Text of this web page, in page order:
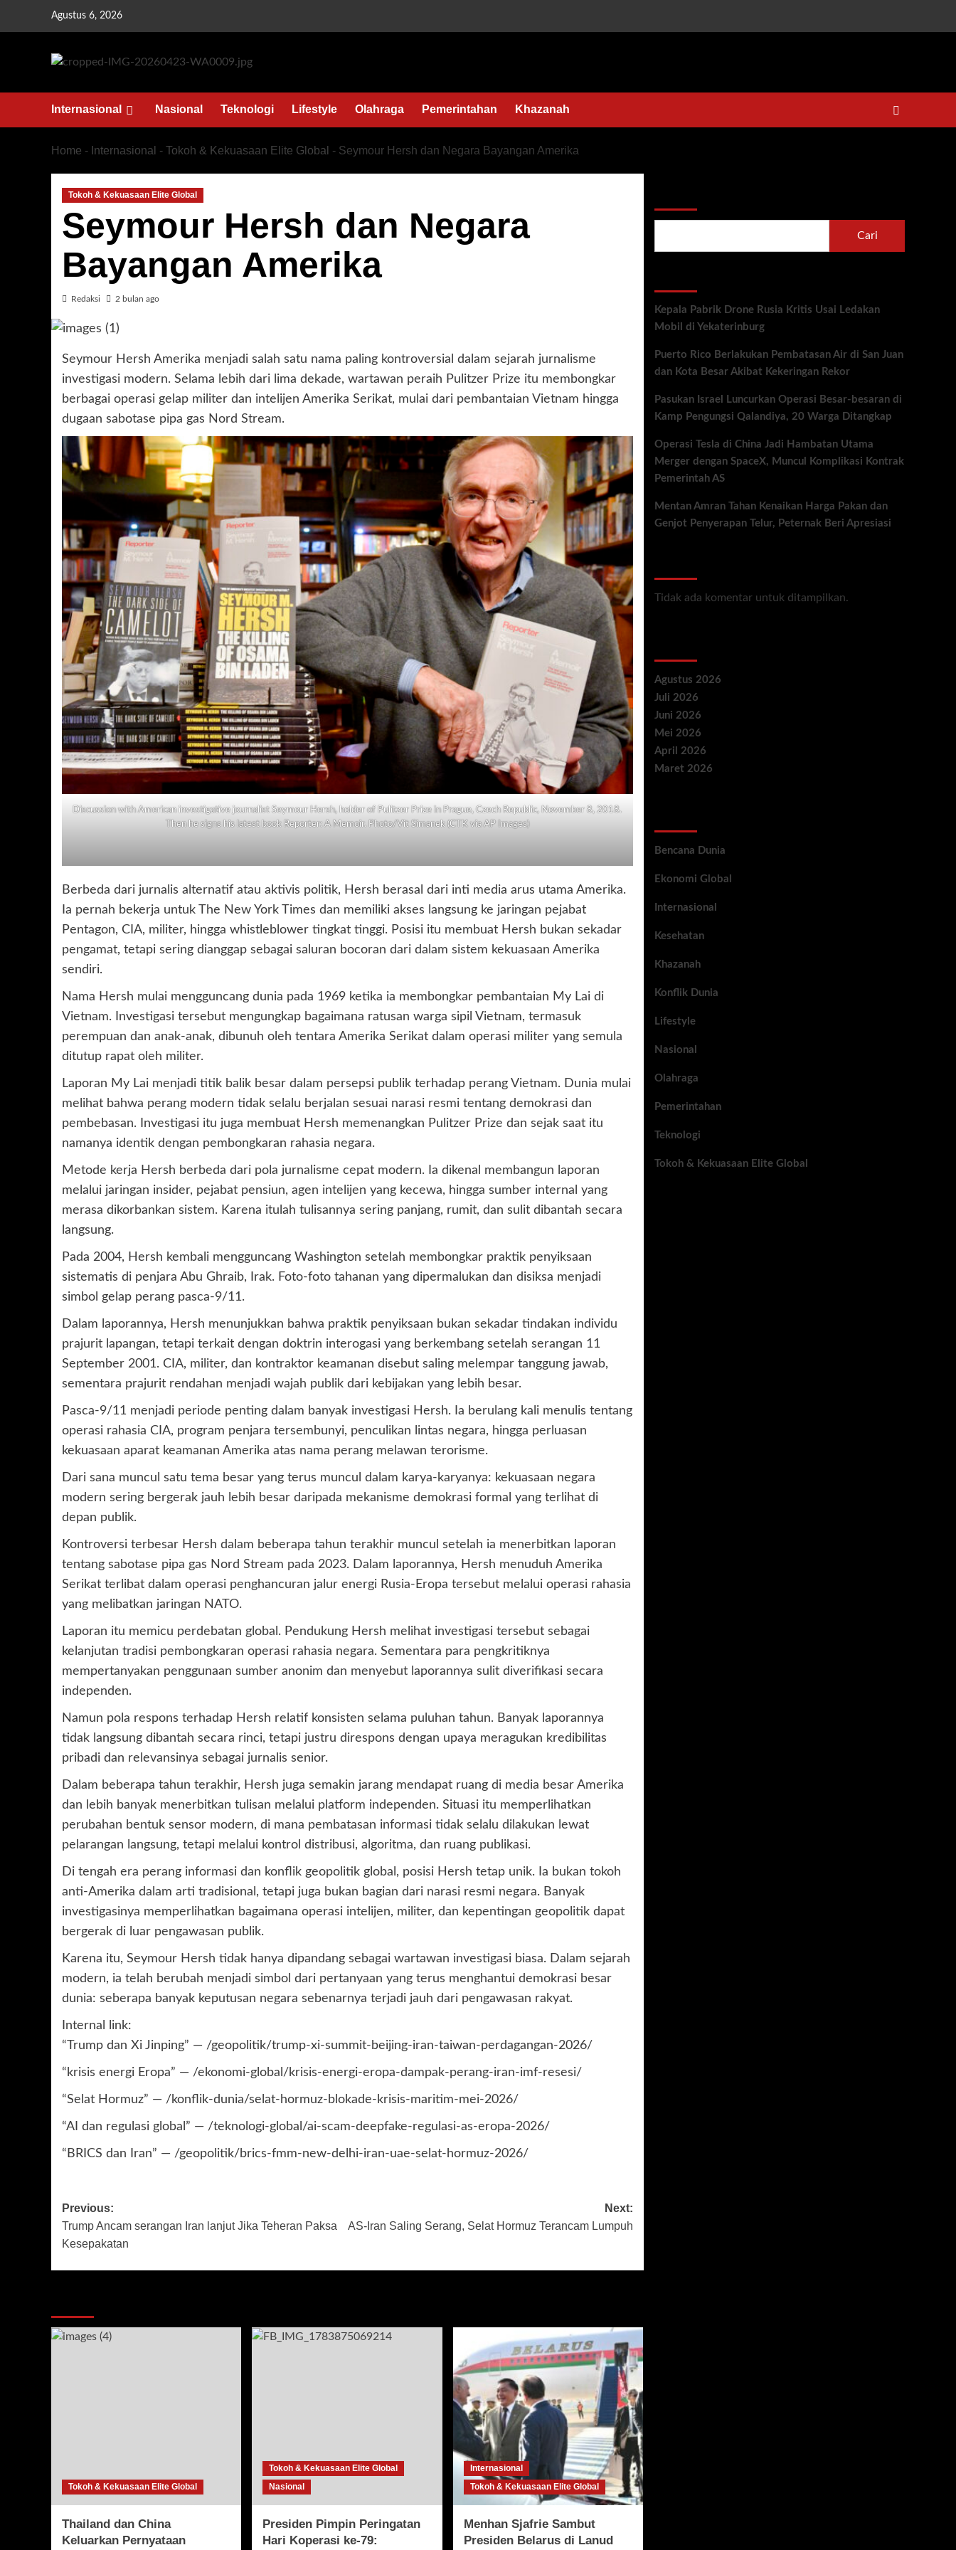
Agustus 6, 2026
Internasional Nasional Teknologi Lifestyle Olahraga Pemerintahan Khazanah
Home - Internasional - Tokoh & Kekuasaan Elite Global - Seymour Hersh dan Negara Bayangan Amerika
Tokoh & Kekuasaan Elite Global
Seymour Hersh dan Negara
Bayangan Amerika
Redaksi 2 bulan ago
Seymour Hersh Amerika menjadi salah satu nama paling kontroversial dalam sejarah jurnalisme
investigasi modern. Selama lebih dari lima dekade, wartawan peraih Pulitzer Prize itu membongkar
berbagai operasi gelap militer dan intelijen Amerika Serikat, mulai dari pembantaian Vietnam hingga
dugaan sabotase pipa gas Nord Stream.
Discussion with American investigative journalist Seymour Hersh, holder of Pulitzer Prize in Prague, Czech Republic, November 8, 2018.
Then he signs his latest book Reporter: A Memoir. Photo/Vit Simanek (CTK via AP Images)
Berbeda dari jurnalis alternatif atau aktivis politik, Hersh berasal dari inti media arus utama Amerika.
Ia pernah bekerja untuk The New York Times dan memiliki akses langsung ke jaringan pejabat
Pentagon, CIA, militer, hingga whistleblower tingkat tinggi. Posisi itu membuat Hersh bukan sekadar
pengamat, tetapi sering dianggap sebagai saluran bocoran dari dalam sistem kekuasaan Amerika
sendiri.
Nama Hersh mulai mengguncang dunia pada 1969 ketika ia membongkar pembantaian My Lai di
Vietnam. Investigasi tersebut mengungkap bagaimana ratusan warga sipil Vietnam, termasuk
perempuan dan anak-anak, dibunuh oleh tentara Amerika Serikat dalam operasi militer yang semula
ditutup rapat oleh militer.
Laporan My Lai menjadi titik balik besar dalam persepsi publik terhadap perang Vietnam. Dunia mulai
melihat bahwa perang modern tidak selalu berjalan sesuai narasi resmi tentang demokrasi dan
pembebasan. Investigasi itu juga membuat Hersh memenangkan Pulitzer Prize dan sejak saat itu
namanya identik dengan pembongkaran rahasia negara.
Metode kerja Hersh berbeda dari pola jurnalisme cepat modern. Ia dikenal membangun laporan
melalui jaringan insider, pejabat pensiun, agen intelijen yang kecewa, hingga sumber internal yang
merasa dikorbankan sistem. Karena itulah tulisannya sering panjang, rumit, dan sulit dibantah secara
langsung.
Pada 2004, Hersh kembali mengguncang Washington setelah membongkar praktik penyiksaan
sistematis di penjara Abu Ghraib, Irak. Foto-foto tahanan yang dipermalukan dan disiksa menjadi
simbol gelap perang pasca-9/11.
Dalam laporannya, Hersh menunjukkan bahwa praktik penyiksaan bukan sekadar tindakan individu
prajurit lapangan, tetapi terkait dengan doktrin interogasi yang berkembang setelah serangan 11
September 2001. CIA, militer, dan kontraktor keamanan disebut saling melempar tanggung jawab,
sementara prajurit rendahan menjadi wajah publik dari kebijakan yang lebih besar.
Pasca-9/11 menjadi periode penting dalam banyak investigasi Hersh. Ia berulang kali menulis tentang
operasi rahasia CIA, program penjara tersembunyi, penculikan lintas negara, hingga perluasan
kekuasaan aparat keamanan Amerika atas nama perang melawan terorisme.
Dari sana muncul satu tema besar yang terus muncul dalam karya-karyanya: kekuasaan negara
modern sering bergerak jauh lebih besar daripada mekanisme demokrasi formal yang terlihat di
depan publik.
Kontroversi terbesar Hersh dalam beberapa tahun terakhir muncul setelah ia menerbitkan laporan
tentang sabotase pipa gas Nord Stream pada 2023. Dalam laporannya, Hersh menuduh Amerika
Serikat terlibat dalam operasi penghancuran jalur energi Rusia-Eropa tersebut melalui operasi rahasia
yang melibatkan jaringan NATO.
Laporan itu memicu perdebatan global. Pendukung Hersh melihat investigasi tersebut sebagai
kelanjutan tradisi pembongkaran operasi rahasia negara. Sementara para pengkritiknya
mempertanyakan penggunaan sumber anonim dan menyebut laporannya sulit diverifikasi secara
independen.
Namun pola respons terhadap Hersh relatif konsisten selama puluhan tahun. Banyak laporannya
tidak langsung dibantah secara rinci, tetapi justru direspons dengan upaya meragukan kredibilitas
pribadi dan relevansinya sebagai jurnalis senior.
Dalam beberapa tahun terakhir, Hersh juga semakin jarang mendapat ruang di media besar Amerika
dan lebih banyak menerbitkan tulisan melalui platform independen. Situasi itu memperlihatkan
perubahan bentuk sensor modern, di mana pembatasan informasi tidak selalu dilakukan lewat
pelarangan langsung, tetapi melalui kontrol distribusi, algoritma, dan ruang publikasi.
Di tengah era perang informasi dan konflik geopolitik global, posisi Hersh tetap unik. Ia bukan tokoh
anti-Amerika dalam arti tradisional, tetapi juga bukan bagian dari narasi resmi negara. Banyak
investigasinya memperlihatkan bagaimana operasi intelijen, militer, dan kepentingan geopolitik dapat
bergerak di luar pengawasan publik.
Karena itu, Seymour Hersh tidak hanya dipandang sebagai wartawan investigasi biasa. Dalam sejarah
modern, ia telah berubah menjadi simbol dari pertanyaan yang terus menghantui demokrasi besar
dunia: seberapa banyak keputusan negara sebenarnya terjadi jauh dari pengawasan rakyat.
Internal link:
“Trump dan Xi Jinping” — /geopolitik/trump-xi-summit-beijing-iran-taiwan-perdagangan-2026/
“krisis energi Eropa” — /ekonomi-global/krisis-energi-eropa-dampak-perang-iran-imf-resesi/
“Selat Hormuz” — /konflik-dunia/selat-hormuz-blokade-krisis-maritim-mei-2026/
“AI dan regulasi global” — /teknologi-global/ai-scam-deepfake-regulasi-as-eropa-2026/
“BRICS dan Iran” — /geopolitik/brics-fmm-new-delhi-iran-uae-selat-hormuz-2026/
Post
navigation
Previous:
Trump Ancam serangan Iran lanjut Jika Teheran Paksa
Kesepakatan
Next:
AS-Iran Saling Serang, Selat Hormuz Terancam Lumpuh
Tokoh & Kekuasaan Elite Global
Thailand dan China
Keluarkan Pernyataan
Tokoh & Kekuasaan Elite Global
Nasional
Presiden Pimpin Peringatan
Hari Koperasi ke-79:
Internasional
Tokoh & Kekuasaan Elite Global
Menhan Sjafrie Sambut
Presiden Belarus di Lanud
Cari
Kepala Pabrik Drone Rusia Kritis Usai Ledakan
Mobil di Yekaterinburg
Puerto Rico Berlakukan Pembatasan Air di San Juan
dan Kota Besar Akibat Kekeringan Rekor
Pasukan Israel Luncurkan Operasi Besar-besaran di
Kamp Pengungsi Qalandiya, 20 Warga Ditangkap
Operasi Tesla di China Jadi Hambatan Utama
Merger dengan SpaceX, Muncul Komplikasi Kontrak
Pemerintah AS
Mentan Amran Tahan Kenaikan Harga Pakan dan
Genjot Penyerapan Telur, Peternak Beri Apresiasi
Tidak ada komentar untuk ditampilkan.
Agustus 2026
Juli 2026
Juni 2026
Mei 2026
April 2026
Maret 2026
Bencana Dunia
Ekonomi Global
Internasional
Kesehatan
Khazanah
Konflik Dunia
Lifestyle
Nasional
Olahraga
Pemerintahan
Teknologi
Tokoh & Kekuasaan Elite Global